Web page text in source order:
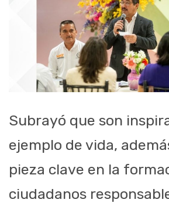
Subrayó que son
ejemplo de vida,
pieza clave en la
ciudadanos